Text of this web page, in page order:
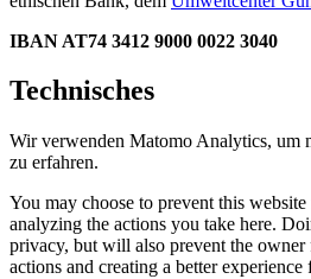
IBAN AT74 3412 9000 0022 3040
Technisches
Wir verwenden Matomo Analytics, um
zu erfahren.
You may choose to prevent this
analyzing the actions you take here.
privacy, but will also prevent the
actions and creating a better